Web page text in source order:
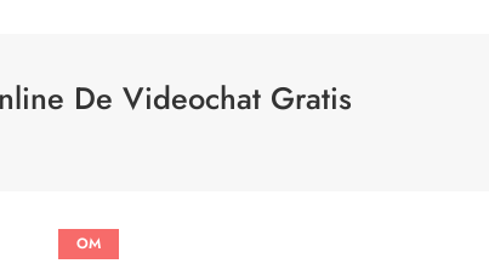
De Videochat Gratis
OM